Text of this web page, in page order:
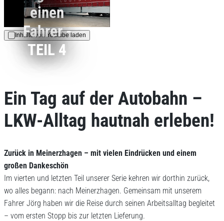
einen
Fahrer -
TEIL 4
Hinweise dazu erhalten Sie
in der
Datenschutzerklärung.
AKZEPTIEREN
Inhalte von Youtube laden
Ein Tag auf der Autobahn –
LKW-Alltag hautnah erleben!
Zurück in Meinerzhagen – mit vielen Eindrücken und einem
großen Dankeschön
Im vierten und letzten Teil unserer Serie kehren wir dorthin zurück,
wo alles begann: nach Meinerzhagen. Gemeinsam mit unserem
Fahrer Jörg haben wir die Reise durch seinen Arbeitsalltag begleitet
– vom ersten Stopp bis zur letzten Lieferung.